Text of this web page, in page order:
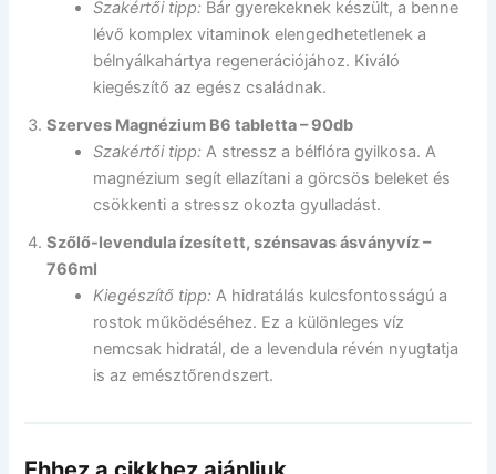
Szakértői tipp: Bár gyerekeknek készült, a benne
lévő komplex vitaminok elengedhetetlenek a
bélnyálkahártya regenerációjához. Kiváló
kiegészítő az egész családnak.
Szerves Magnézium B6 tabletta – 90db
Szakértői tipp: A stressz a bélflóra gyilkosa. A
magnézium segít ellazítani a görcsös beleket és
csökkenti a stressz okozta gyulladást.
Szőlő-levendula ízesített, szénsavas ásványvíz –
766ml
Kiegészítő tipp: A hidratálás kulcsfontosságú a
rostok működéséhez. Ez a különleges víz
nemcsak hidratál, de a levendula révén nyugtatja
is az emésztőrendszert.